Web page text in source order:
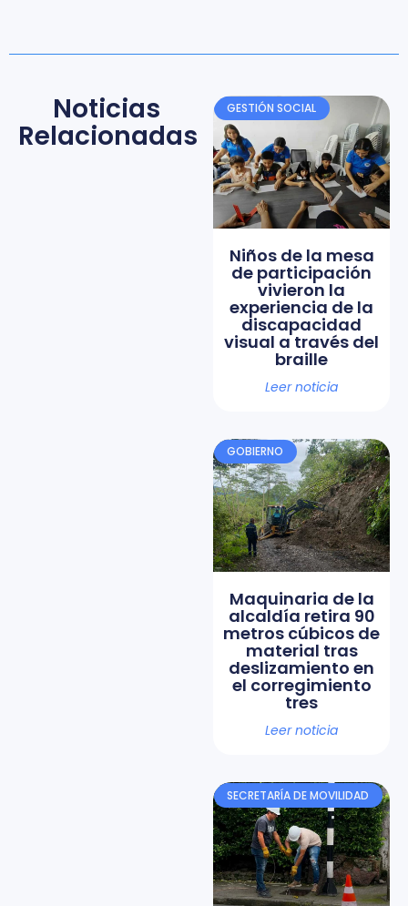
Noticias
Relacionadas
GESTIÓN SOCIAL
Niños de la mesa
de participación
vivieron la
experiencia de la
discapacidad
visual a través del
braille
Leer noticia
GOBIERNO
Maquinaria de la
alcaldía retira 90
metros cúbicos de
material tras
deslizamiento en
el corregimiento
tres
Leer noticia
SECRETARÍA DE MOVILIDAD